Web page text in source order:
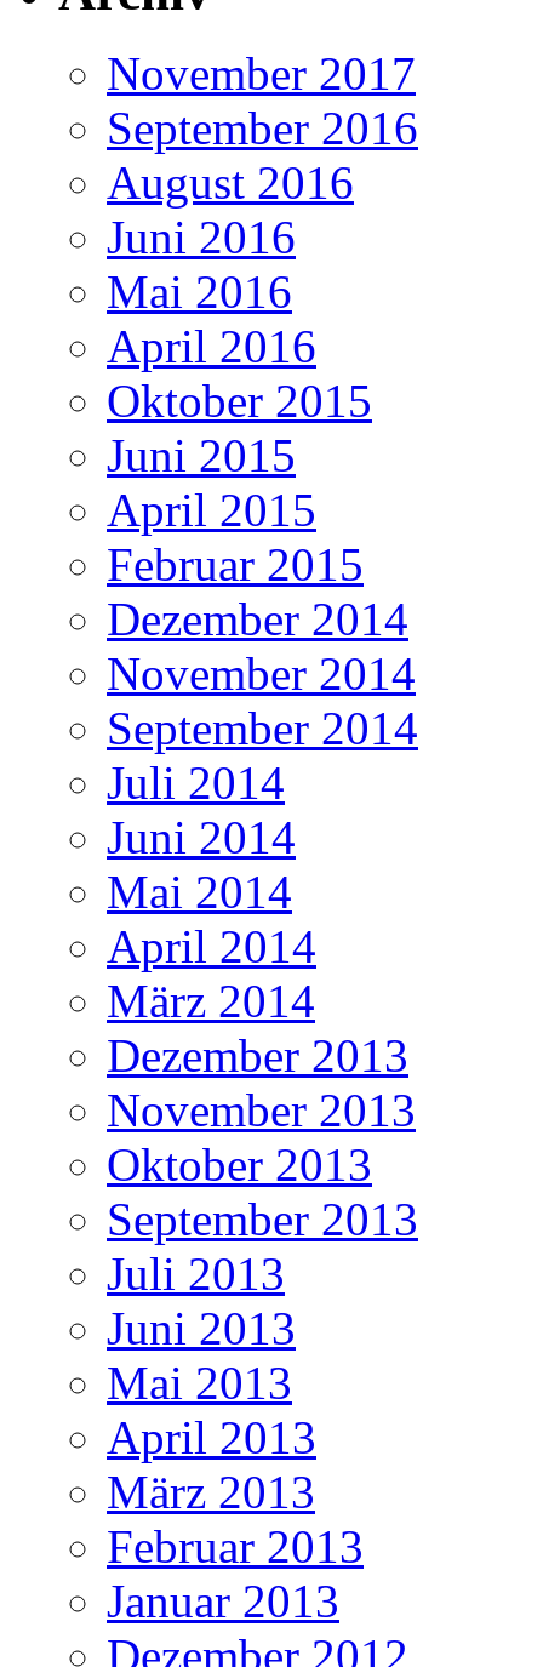
November 2017
September 2016
August 2016
Juni 2016
Mai 2016
April 2016
Oktober 2015
Juni 2015
April 2015
Februar 2015
Dezember 2014
November 2014
September 2014
Juli 2014
Juni 2014
Mai 2014
April 2014
März 2014
Dezember 2013
November 2013
Oktober 2013
September 2013
Juli 2013
Juni 2013
Mai 2013
April 2013
März 2013
Februar 2013
Januar 2013
Dezember 2012